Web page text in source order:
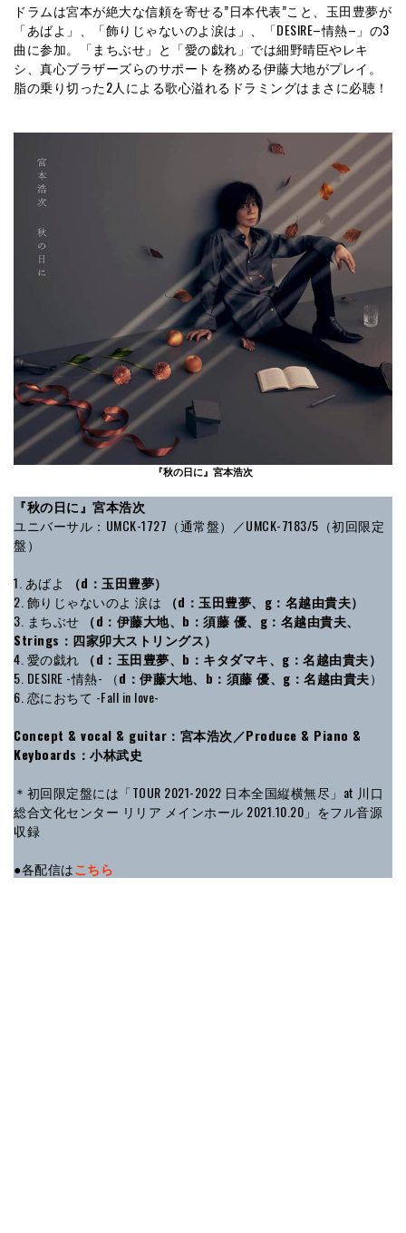
ドラムは宮本が絶大な信頼を寄せる”日本代表”こと、玉田豊夢が
「あばよ」、「飾りじゃないのよ涙は」、「DESIRE–情熱–」の3
曲に参加。「まちぶせ」と「愛の戯れ」では細野晴臣やレキ
シ、真心ブラザーズらのサポートを務める伊藤大地がプレイ。
脂の乗り切った2人による歌心溢れるドラミングはまさに必聴！
『秋の日に』宮本浩次
『秋の日に』宮本浩次
ユニバーサル：UMCK-1727（通常盤）／UMCK-7183/5（初回限定
盤）
1. あばよ
（d：玉田豊夢）
2. 飾りじゃないのよ 涙は
（d：玉田豊夢、g：名越由貴夫）
3. まちぶせ
（d：伊藤大地、b：須藤 優、g：名越由貴夫、
Strings：四家卯大ストリングス）
4. 愛の戯れ
（d：玉田豊夢、b：キタダマキ、g：名越由貴夫）
5. DESIRE -情熱- （d：伊藤大地、b：須藤 優、g：名越由貴夫）
6. 恋におちて -Fall in love-
Concept & vocal & guitar：宮本浩次／Produce & Piano &
Keyboards：小林武史
＊初回限定盤には「TOUR 2021-2022 日本全国縦横無尽」at 川口
総合文化センター リリア メインホール 2021.10.20」をフル音源
収録
●各配信はこちら